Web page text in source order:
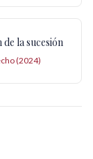
la sucesión
(2024)